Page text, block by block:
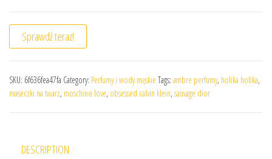
Sprawdź teraz!
SKU: 6f636fea47fa Category: Perfumy i wody męskie Tags: ambre perfumy, holika holika,
maseczki na twarz, moschino love, obsessed calvin klein, sauvage dior
DESCRIPTION